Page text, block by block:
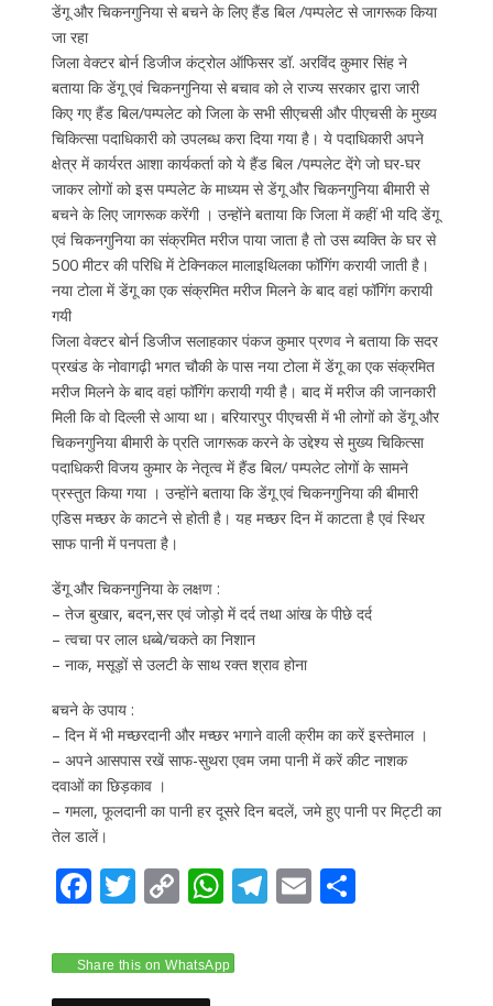
डेंगू और चिकनगुनिया से बचने के लिए हैंड बिल /पम्पलेट से जागरूक किया
जा रहा
जिला वेक्टर बोर्न डिजीज कंट्रोल ऑफिसर डॉ. अरविंद कुमार सिंह ने
बताया कि डेंगू एवं चिकनगुनिया से बचाव को ले राज्य सरकार द्वारा जारी
किए गए हैंड बिल/पम्पलेट को जिला के सभी सीएचसी और पीएचसी के मुख्य
चिकित्सा पदाधिकारी को उपलब्ध करा दिया गया है। ये पदाधिकारी अपने
क्षेत्र में कार्यरत आशा कार्यकर्ता को ये हैंड बिल /पम्पलेट देंगे जो घर-घर
जाकर लोगों को इस पम्पलेट के माध्यम से डेंगू और चिकनगुनिया बीमारी से
बचने के लिए जागरूक करेंगी । उन्होंने बताया कि जिला में कहीं भी यदि डेंगू
एवं चिकनगुनिया का संक्रमित मरीज पाया जाता है तो उस ब्यक्ति के घर से
500 मीटर की परिधि में टेक्निकल मालाइथिलका फॉगिंग करायी जाती है।
नया टोला में डेंगू का एक संक्रमित मरीज मिलने के बाद वहां फॉगिंग करायी
गयी
जिला वेक्टर बोर्न डिजीज सलाहकार पंकज कुमार प्रणव ने बताया कि सदर
प्रखंड के नोवागढ़ी भगत चौकी के पास नया टोला में डेंगू का एक संक्रमित
मरीज मिलने के बाद वहां फॉगिंग करायी गयी है। बाद में मरीज की जानकारी
मिली कि वो दिल्ली से आया था। बरियारपुर पीएचसी में भी लोगों को डेंगू और
चिकनगुनिया बीमारी के प्रति जागरूक करने के उद्देश्य से मुख्य चिकित्सा
पदाधिकरी विजय कुमार के नेतृत्व में हैंड बिल/ पम्पलेट लोगों के सामने
प्रस्तुत किया गया । उन्होंने बताया कि डेंगू एवं चिकनगुनिया की बीमारी
एडिस मच्छर के काटने से होती है। यह मच्छर दिन में काटता है एवं स्थिर
साफ पानी में पनपता है।
डेंगू और चिकनगुनिया के लक्षण :
– तेज बुखार, बदन,सर एवं जोड़ो में दर्द तथा आंख के पीछे दर्द
– त्वचा पर लाल धब्बे/चकते का निशान
– नाक, मसूड़ों से उलटी के साथ रक्त श्राव होना
बचने के उपाय :
– दिन में भी मच्छरदानी और मच्छर भगाने वाली क्रीम का करें इस्तेमाल ।
– अपने आसपास रखें साफ-सुथरा एवम जमा पानी में करें कीट नाशक
दवाओं का छिड़काव ।
– गमला, फूलदानी का पानी हर दूसरे दिन बदलें, जमे हुए पानी पर मिट्टी का
तेल डालें।
F
e
b
T
itt
er
C
p
y
W
at
T E S
Share this on WhatsApp